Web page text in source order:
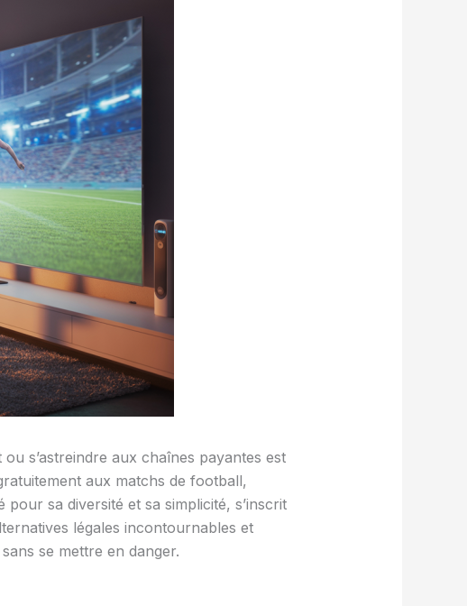
s’astreindre aux chaînes payantes est
aux matchs de football,
sa diversité et sa simplicité, s’inscrit
légales incontournables et
se mettre en danger.